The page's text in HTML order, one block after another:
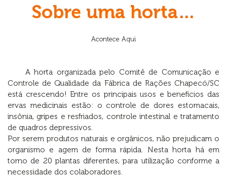
Sobre uma horta…
Acontece Aqui
A horta organizada pelo Comitê de Comunicação e
Controle de Qualidade da Fábrica de Rações Chapecó/SC
está crescendo! Entre os principais usos e benefícios das
ervas medicinais estão: o controle de dores estomacais,
insônia, gripes e resfriados, controle intestinal e tratamento
de quadros depressivos.
Por serem produtos naturais e orgânicos, não prejudicam o
organismo e agem de forma rápida. Nesta horta há em
torno de 20 plantas diferentes, para utilização conforme a
necessidade dos colaboradores.